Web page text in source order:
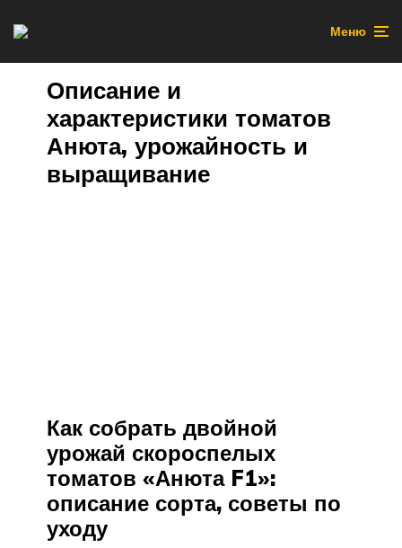
Меню
Описание и
характеристики томатов
Анюта, урожайность и
выращивание
Как собрать двойной
урожай скороспелых
томатов «Анюта F1»:
описание сорта, советы по
уходу